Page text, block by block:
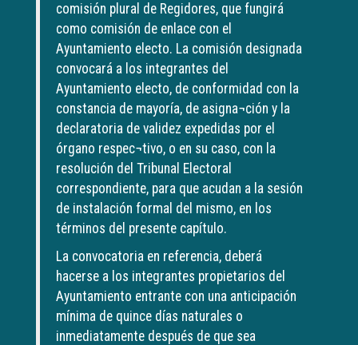
comisión plural de Regidores, que fungirá
como comisión de enlace con el
Ayuntamiento electo. La comisión designada
convocará a los integrantes del
Ayuntamiento electo, de conformidad con la
constancia de mayoría, de asigna¬ción y la
declaratoria de validez expedidas por el
órgano respec¬tivo, o en su caso, con la
resolución del Tribunal Electoral
correspondiente, para que acudan a la sesión
de instalación formal del mismo, en los
términos del presente capítulo.
La convocatoria en referencia, deberá
hacerse a los integrantes propietarios del
Ayuntamiento entrante con una anticipación
mínima de quince días naturales o
inmediatamente después de que sea